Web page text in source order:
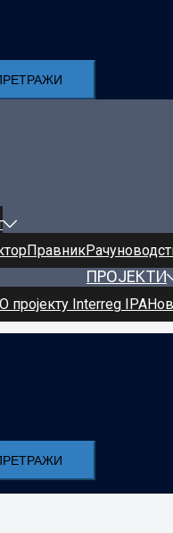
Правник
ПРОЈЕКТИ
О пројекту Interreg IPA